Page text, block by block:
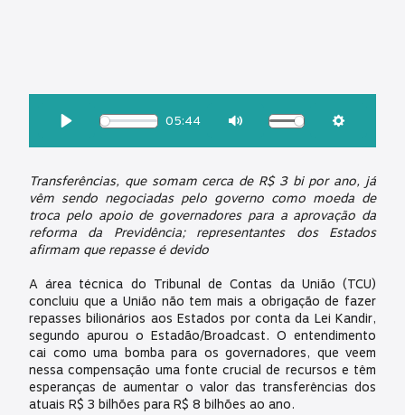
05:44
Transferências, que somam cerca de R$ 3 bi por ano, já
vêm sendo negociadas pelo governo como moeda de
troca pelo apoio de governadores para a aprovação da
reforma da Previdência; representantes dos Estados
afirmam que repasse é devido
A área técnica do Tribunal de Contas da União (TCU)
concluiu que a União não tem mais a obrigação de fazer
repasses bilionários aos Estados por conta da Lei Kandir,
segundo apurou o Estadão/Broadcast. O entendimento
cai como uma bomba para os governadores, que veem
nessa compensação uma fonte crucial de recursos e têm
esperanças de aumentar o valor das transferências dos
atuais R$ 3 bilhões para R$ 8 bilhões ao ano.